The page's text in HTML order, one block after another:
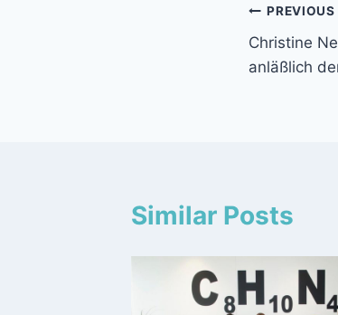
PREVIOUS
Christine
anläßlich
Similar Posts